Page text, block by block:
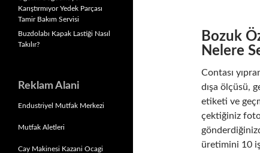
Bozuk
Nelere
Contası
dışa ölçüsü,
etiketi ve
çektiğiniz
üretimini 10
Karıştırmıyor Yedek Parçası
Tamir Bakım Servisi
Buzdolabı Kapak Lastiği Nasıl
Takılır?
Reklam Alani
Endustriyel Mutfak Merkezi
Mutfak Aletleri
Cay Makinesi Kazani Ocagi